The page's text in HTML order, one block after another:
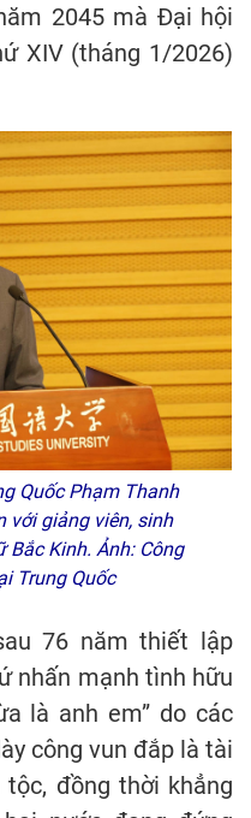
2045 mà Đại hội
XIV (tháng 1/2026)
Quốc Phạm Thanh
với giảng viên, sinh
Kinh. Ảnh: Công
Trung Quốc
76 năm thiết lập
nhấn mạnh tình hữu
là anh em” do các
công vun đắp là tài
đồng thời khẳng